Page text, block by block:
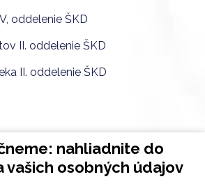
oddelenie ŠKD
II. oddelenie ŠKD
II. oddelenie ŠKD
oddelenie ŠKD
ŠKD
nahliadnite do
vašich osobných údajov